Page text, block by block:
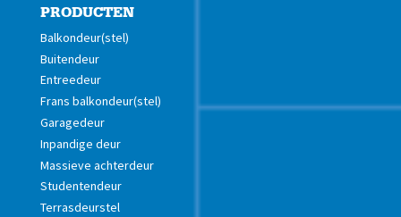
PRODUCTEN
Balkondeur(stel)
Buitendeur
Entreedeur
Frans balkondeur(stel)
Garagedeur
Inpandige deur
Massieve achterdeur
Studentendeur
Terrasdeurstel